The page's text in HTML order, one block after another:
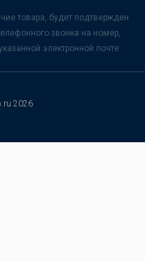
товара, будет подтвержден
звонка на номер,
электронной почте.
2026